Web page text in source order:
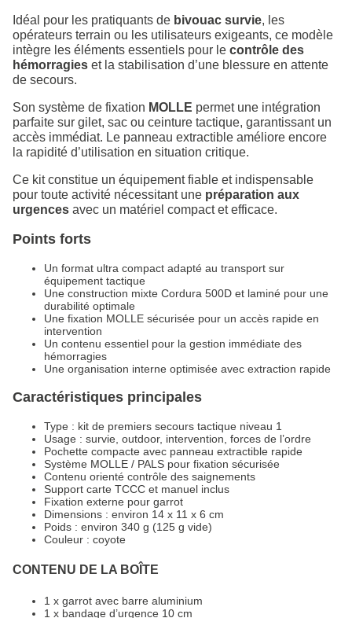
Idéal pour les pratiquants de bivouac survie, les
opérateurs terrain ou les utilisateurs exigeants, ce modèle
intègre les éléments essentiels pour le contrôle des
hémorragies et la stabilisation d’une blessure en attente
de secours.
Son système de fixation MOLLE permet une intégration
parfaite sur gilet, sac ou ceinture tactique, garantissant un
accès immédiat. Le panneau extractible améliore encore
la rapidité d’utilisation en situation critique.
Ce kit constitue un équipement fiable et indispensable
pour toute activité nécessitant une préparation aux
urgences avec un matériel compact et efficace.
Points forts
Un format ultra compact adapté au transport sur
équipement tactique
Une construction mixte Cordura 500D et laminé pour une
durabilité optimale
Une fixation MOLLE sécurisée pour un accès rapide en
intervention
Un contenu essentiel pour la gestion immédiate des
hémorragies
Une organisation interne optimisée avec extraction rapide
Caractéristiques principales
Type : kit de premiers secours tactique niveau 1
Usage : survie, outdoor, intervention, forces de l’ordre
Pochette compacte avec panneau extractible rapide
Système MOLLE / PALS pour fixation sécurisée
Contenu orienté contrôle des saignements
Support carte TCCC et manuel inclus
Fixation externe pour garrot
Dimensions : environ 14 x 11 x 6 cm
Poids : environ 340 g (125 g vide)
Couleur : coyote
CONTENU DE LA BOÎTE
1 x garrot avec barre aluminium
1 x bandage d’urgence 10 cm